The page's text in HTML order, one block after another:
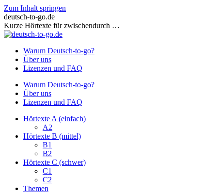
Zum Inhalt springen
deutsch-to-go.de
Kurze Hörtexte für zwischendurch …
Warum Deutsch-to-go?
Über uns
Lizenzen und FAQ
Warum Deutsch-to-go?
Über uns
Lizenzen und FAQ
Hörtexte A (einfach)
A2
Hörtexte B (mittel)
B1
B2
Hörtexte C (schwer)
C1
C2
Themen